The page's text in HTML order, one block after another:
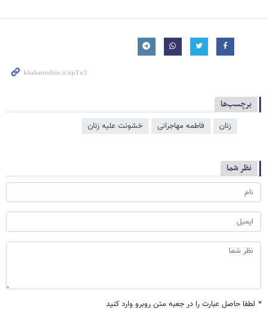
برچسب‌ها
زنان فاطمه مهاجرانی خشونت علیه زنان
نظر شما
* لطفا حاصل عبارت را در جعبه متن روبرو وارد کنید